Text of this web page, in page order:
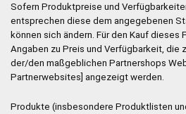
Sofern Produktpreise und
entsprechen diese dem angegebenen
können sich ändern. Für den Kauf dieses
Angaben zu Preis und Verfügbarkeit, die
der/den maßgeblichen Partnershops
Partnerwebsites] angezeigt werden.
Produkte (insbesondere Produktlisten